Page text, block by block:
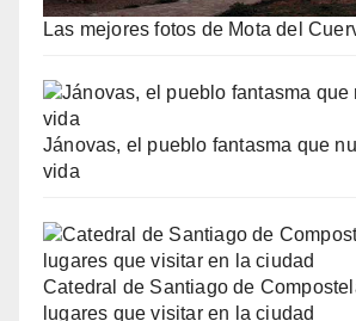
Las mejores fotos de Mota del
Jánovas, el pueblo fantasma que
vida
Catedral de Santiago de
lugares que visitar en la ciudad